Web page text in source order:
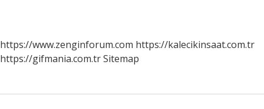
https://www.zenginforum.com https://kalecikinsaat.com.tr
https://gifmania.com.trSitemap